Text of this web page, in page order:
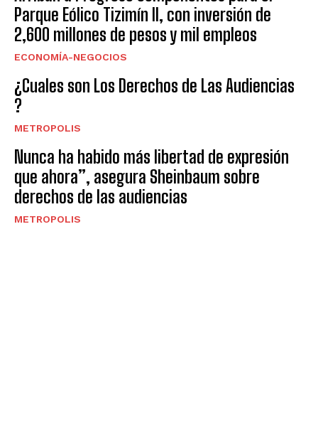
Parque Eólico Tizimín II, con inversión de
2,600 millones de pesos y mil empleos
ECONOMÍA-NEGOCIOS
¿Cuales son Los Derechos de Las Audiencias
?
METROPOLIS
Nunca ha habido más libertad de expresión
que ahora”, asegura Sheinbaum sobre
derechos de las audiencias
METROPOLIS